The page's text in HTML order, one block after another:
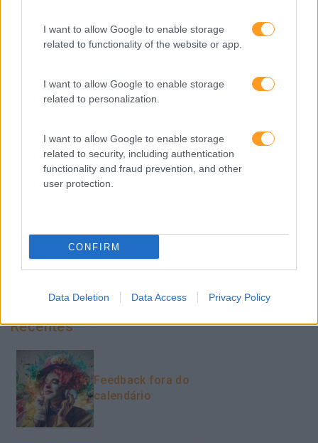
I want to allow Google to enable storage
related to functionality of the website or app.
I want to allow Google to enable storage
related to personalization.
I want to allow Google to enable storage
related to security, including authentication
functionality and fraud prevention, and other
user protection.
CONFIRM
Data Deletion Data Access Privacy Policy
Mudança
Pessoas
PORTO RH MEETING
Recursos Humanos
Sem Categoria
Sustentabilidade
Tecnologias De Informação
Vendas E Negociação
Recentes
Feedback fora do
calendário